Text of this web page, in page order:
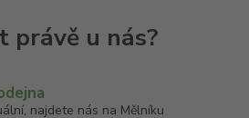
najdete nás na Mělníku